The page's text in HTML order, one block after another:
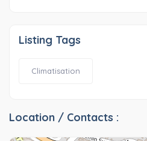
Listing Tags
Climatisation
Location / Contacts :